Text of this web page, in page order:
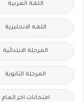
اللغة العربية
اللغه الانجليزية
المرحلة الابتدائية
المرحلة الثانوية
امتحانات اخر العام